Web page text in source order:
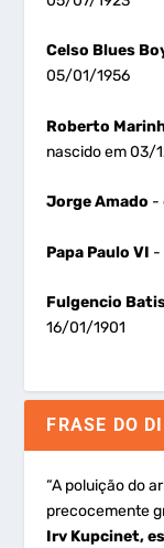
Celso Blues
05/01/1956
Roberto
nascido em 03/
Jorge Amado -
Papa Paulo VI -
Fulgencio
16/01/1901
FRASE DO
“A poluição do
precocemente
Irv Kupcinet,